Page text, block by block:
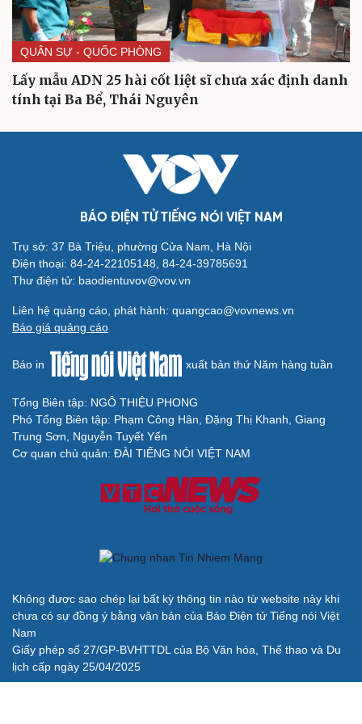
Cải chính
QUÂN SỰ - QUỐC PHÒNG
Lấy mẫu ADN 25 hài cốt liệt sĩ chưa xác định danh
tính tại Ba Bể, Thái Nguyên
BÁO ĐIỆN TỬ TIẾNG NÓI VIỆT NAM
Trụ sở: 37 Bà Triệu, phường Cửa Nam, Hà Nội
Điện thoại: 84-24-22105148, 84-24-39785691
Thư điện tử: baodientuvov@vov.vn
Liên hệ quảng cáo, phát hành: quangcao@vovnews.vn
Báo giá quảng cáo
Báo in xuất bản thứ Năm hàng tuần
Tổng Biên tập: NGÔ THIỆU PHONG
Phó Tổng Biên tập: Phạm Công Hân, Đặng Thị Khanh, Giang
Trung Sơn, Nguyễn Tuyết Yến
Cơ quan chủ quản: ĐÀI TIẾNG NÓI VIỆT NAM
Không được sao chép lại bất kỳ thông tin nào từ website này khi
chưa có sự đồng ý bằng văn bản của Báo Điện tử Tiếng nói Việt
Nam
Giấy phép số 27/GP-BVHTTDL của Bộ Văn hóa, Thể thao và Du
lịch cấp ngày 25/04/2025